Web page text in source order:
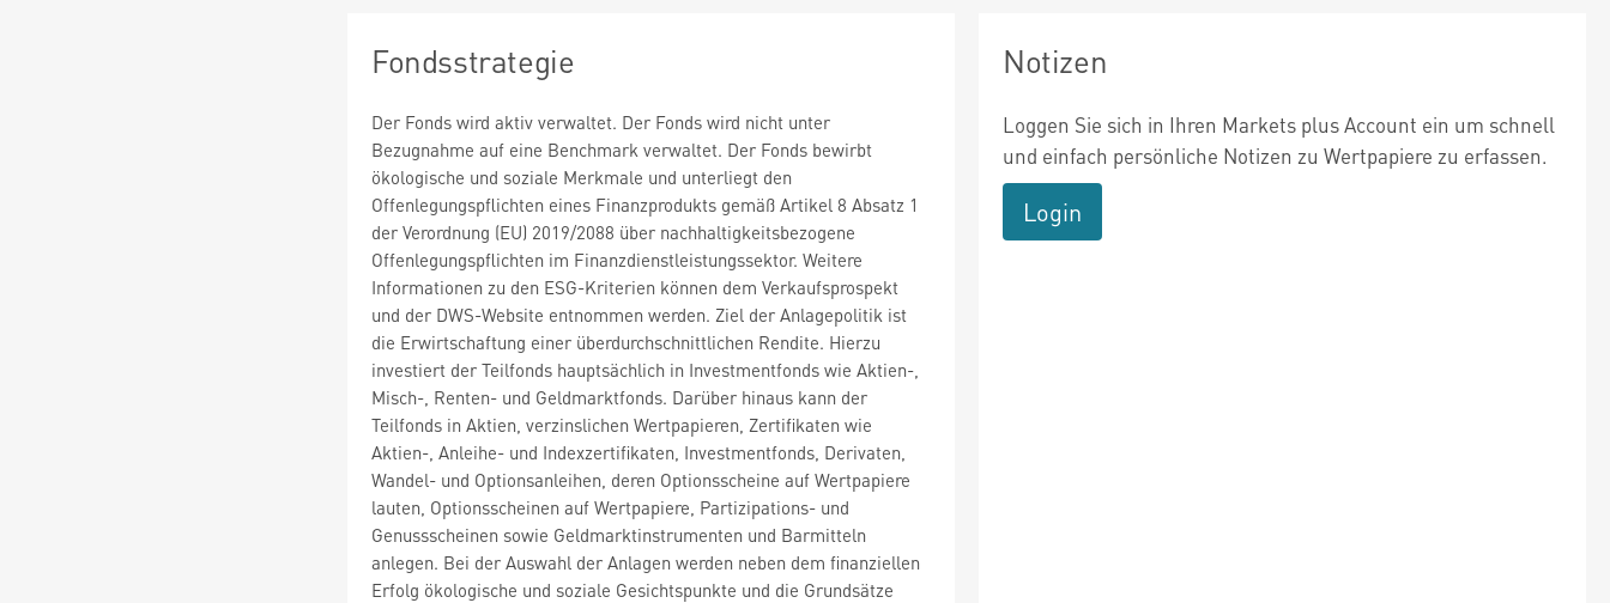
Fondsstrategie
Der Fonds wird aktiv verwaltet. Der Fonds wird nicht unter
Bezugnahme auf eine Benchmark verwaltet. Der Fonds bewirbt
ökologische und soziale Merkmale und unterliegt den
Offenlegungspflichten eines Finanzprodukts gemäß Artikel 8 Absatz 1
der Verordnung (EU) 2019/2088 über nachhaltigkeitsbezogene
Offenlegungspflichten im Finanzdienstleistungssektor. Weitere
Informationen zu den ESG-Kriterien können dem Verkaufsprospekt
und der DWS-Website entnommen werden. Ziel der Anlagepolitik ist
die Erwirtschaftung einer überdurchschnittlichen Rendite. Hierzu
investiert der Teilfonds hauptsächlich in Investmentfonds wie Aktien-,
Misch-, Renten- und Geldmarktfonds. Darüber hinaus kann der
Teilfonds in Aktien, verzinslichen Wertpapieren, Zertifikaten wie
Aktien-, Anleihe- und Indexzertifikaten, Investmentfonds, Derivaten,
Wandel- und Optionsanleihen, deren Optionsscheine auf Wertpapiere
lauten, Optionsscheinen auf Wertpapiere, Partizipations- und
Genussscheinen sowie Geldmarktinstrumenten und Barmitteln
anlegen. Bei der Auswahl der Anlagen werden neben dem finanziellen
Erfolg ökologische und soziale Gesichtspunkte und die Grundsätze
Notizen
Loggen Sie sich in Ihren Markets plus Account ein um schnell
und einfach persönliche Notizen zu Wertpapiere zu erfassen.
Login